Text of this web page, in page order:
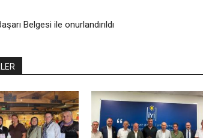
Belgesi ile onurlandırıldı